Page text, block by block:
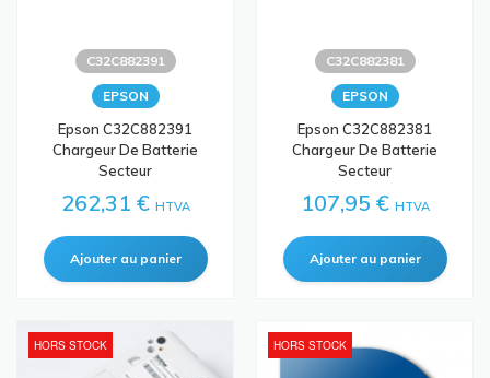
C32C882391
EPSON
Epson C32C882391
Chargeur De Batterie
Secteur
262,31 € HTVA
C32C882381
EPSON
Epson C32C882381
Chargeur De Batterie
Secteur
107,95 € HTVA
HORS STOCK HORS STOCK